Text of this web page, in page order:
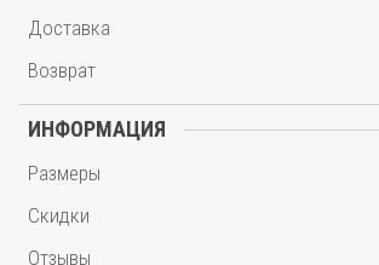
Доставка
Возврат
ИНФОРМАЦИЯ
Размеры
Скидки
Отзывы